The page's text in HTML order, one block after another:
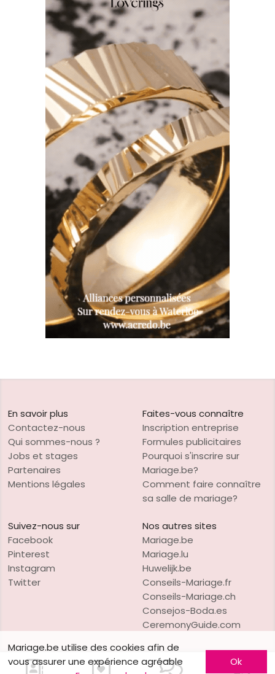
En savoir plus
Contactez-nous
Qui sommes-nous ?
Jobs et stages
Partenaires
Mentions légales
Faites-vous connaître
Inscription entreprise
Formules publicitaires
Pourquoi s'inscrire sur
Mariage.be?
Comment faire connaître
sa salle de mariage?
Suivez-nous sur
Facebook
Pinterest
Instagram
Twitter
Nos autres sites
Mariage.be
Mariage.lu
Huwelijk.be
Conseils-Mariage.fr
Conseils-Mariage.ch
Consejos-Boda.es
CeremonyGuide.com
Mariage.be utilise des cookies afin de
vous assurer une expérience agréable
Ok